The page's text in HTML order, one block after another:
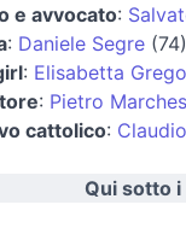
e avvocato:
: Daniele Segre(74)
: Elisabetta
: Pietro
cattolico:
Qui sotto i